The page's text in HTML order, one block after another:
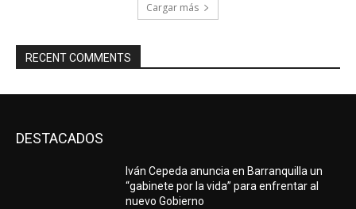
Cargar más
RECENT COMMENTS
DESTACADOS
Iván Cepeda anuncia en Barranquilla un
“gabinete por la vida” para enfrentar al
nuevo Gobierno